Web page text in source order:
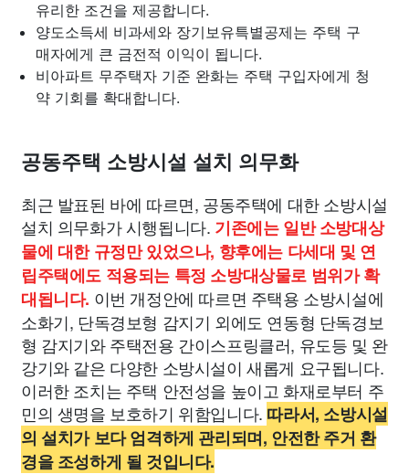
유리한 조건을 제공합니다.
양도소득세 비과세와 장기보유특별공제는 주택 구
매자에게 큰 금전적 이익이 됩니다.
비아파트 무주택자 기준 완화는 주택 구입자에게 청
약 기회를 확대합니다.
공동주택 소방시설 설치 의무화
최근 발표된 바에 따르면, 공동주택에 대한 소방시설
설치 의무화가 시행됩니다. 기존에는 일반 소방대상
물에 대한 규정만 있었으나, 향후에는 다세대 및 연
립주택에도 적용되는 특정 소방대상물로 범위가 확
대됩니다. 이번 개정안에 따르면 주택용 소방시설에
소화기, 단독경보형 감지기 외에도 연동형 단독경보
형 감지기와 주택전용 간이스프링클러, 유도등 및 완
강기와 같은 다양한 소방시설이 새롭게 요구됩니다.
이러한 조치는 주택 안전성을 높이고 화재로부터 주
민의 생명을 보호하기 위함입니다. 따라서, 소방시설
의 설치가 보다 엄격하게 관리되며, 안전한 주거 환
경을 조성하게 될 것입니다.